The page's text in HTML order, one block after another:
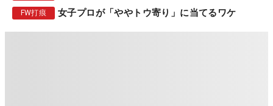
FW打痕 女子プロが「ややトウ寄り」に当てるワケ